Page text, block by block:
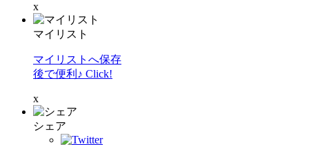
x
マイリスト
マイリストへ保存
後で便利♪ Click!
x
シェア